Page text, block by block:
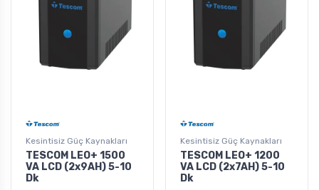
Kesintisiz Güç Kaynakları
TESCOM LEO+ 1500
VA LCD (2x9AH) 5-10
Dk
Kesintisiz Güç Kaynakları
TESCOM LEO+ 1200
VA LCD (2x7AH) 5-10
Dk